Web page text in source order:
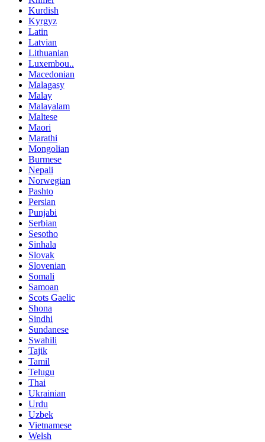
Kurdish
Kyrgyz
Latin
Latvian
Lithuanian
Luxembou..
Macedonian
Malagasy
Malay
Malayalam
Maltese
Maori
Marathi
Mongolian
Burmese
Nepali
Norwegian
Pashto
Persian
Punjabi
Serbian
Sesotho
Sinhala
Slovak
Slovenian
Somali
Samoan
Scots Gaelic
Shona
Sindhi
Sundanese
Swahili
Tajik
Tamil
Telugu
Thai
Ukrainian
Urdu
Uzbek
Vietnamese
Welsh